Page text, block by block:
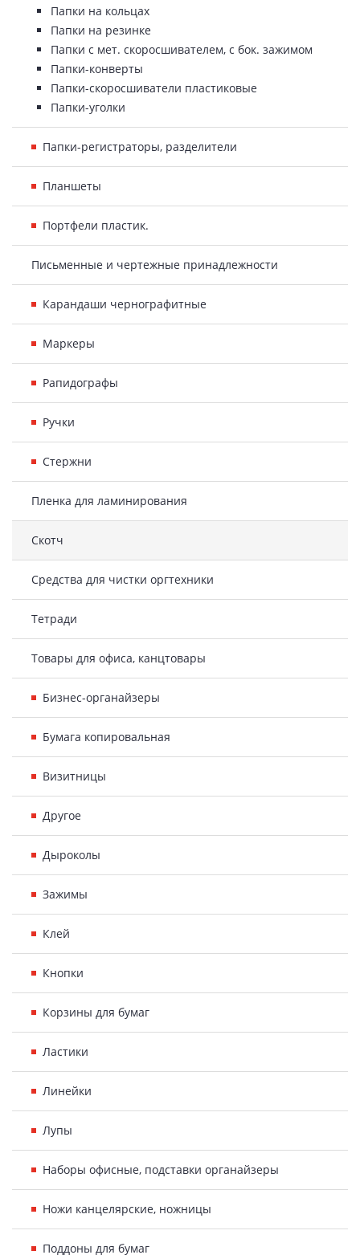
Папки на кольцах
Папки на резинке
Папки с мет. скоросшивателем, с бок. зажимом
Папки-конверты
Папки-скоросшиватели пластиковые
Папки-уголки
Папки-регистраторы, разделители
Планшеты
Портфели пластик.
Письменные и чертежные принадлежности
Карандаши чернографитные
Маркеры
Рапидографы
Ручки
Стержни
Пленка для ламинирования
Скотч
Средства для чистки оргтехники
Тетради
Товары для офиса, канцтовары
Бизнес-органайзеры
Бумага копировальная
Визитницы
Другое
Дыроколы
Зажимы
Клей
Кнопки
Корзины для бумаг
Ластики
Линейки
Лупы
Наборы офисные, подставки органайзеры
Ножи канцелярские, ножницы
Поддоны для бумаг